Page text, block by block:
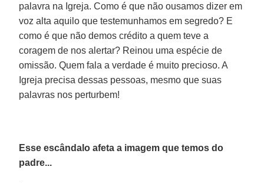
palavra na Igreja. Como é que não ousamos dizer em
voz alta aquilo que testemunhamos em segredo? E
como é que não demos crédito a quem teve a
coragem de nos alertar? Reinou uma espécie de
omissão. Quem fala a verdade é muito precioso. A
Igreja precisa dessas pessoas, mesmo que suas
palavras nos perturbem!
Esse escândalo afeta a imagem que temos do
padre...